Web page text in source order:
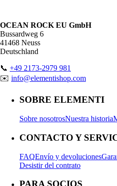
OCEAN ROCK EU GmbH
Bussardweg 6
41468 Neuss
Deutschland
📞 +49 2173-2979 981
✉️ info@elementishop.com
SOBRE ELEMENTI
Sobre nosotrosNuestra historia
CONTACTO Y
FAQEnvío y devoluciones
Desistir del contrato
PARA SOCIOS